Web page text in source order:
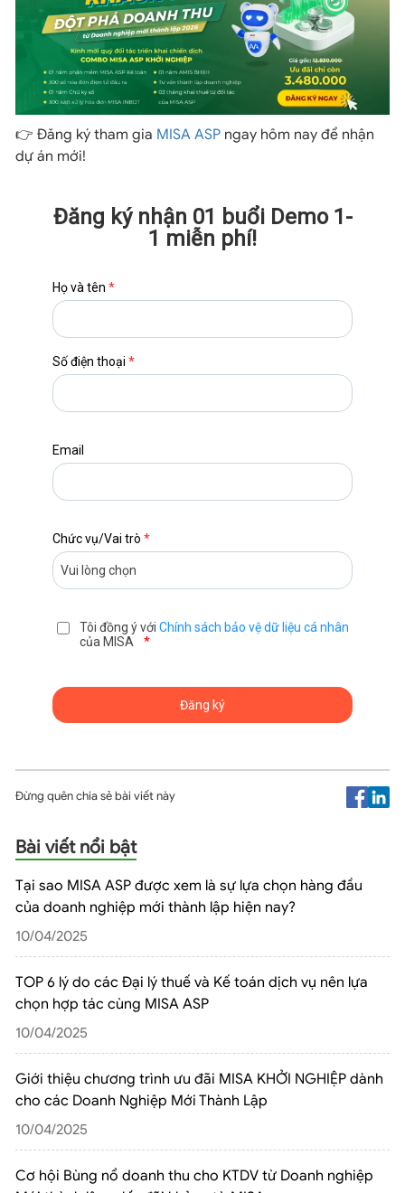
👉 Đăng ký tham gia MISA ASP ngay hôm nay để nhận
dự án mới!
Đăng ký nhận 01 buổi Demo 1-
1 miễn phí!
Họ và tên *
Số điện thoại *
Email
Chức vụ/Vai trò *
Tôi đồng ý với Chính sách bảo vệ dữ liệu cá nhân
của MISA
*
Đừng quên chia sẻ bài viết này
Bài viết nổi bật
Tại sao MISA ASP được xem là sự lựa chọn hàng đầu
của doanh nghiệp mới thành lập hiện nay?
10/04/2025
TOP 6 lý do các Đại lý thuế và Kế toán dịch vụ nên lựa
chọn hợp tác cùng MISA ASP
10/04/2025
Giới thiệu chương trình ưu đãi MISA KHỞI NGHIỆP dành
cho các Doanh Nghiệp Mới Thành Lập
10/04/2025
Cơ hội Bùng nổ doanh thu cho KTDV từ Doanh nghiệp